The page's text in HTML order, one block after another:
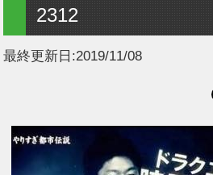
2312
最終更新日:2019/11/08